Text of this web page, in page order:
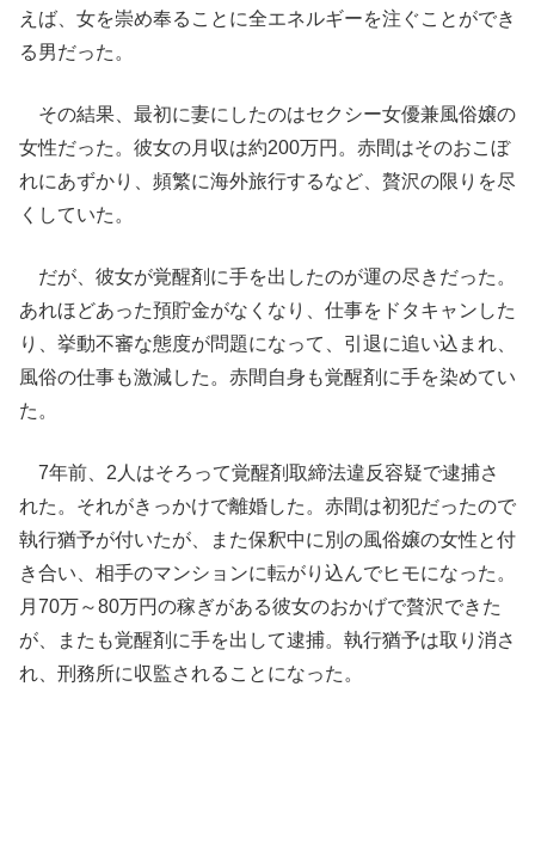
えば、女を崇め奉ることに全エネルギーを注ぐことができ
る男だった。
その結果、最初に妻にしたのはセクシー女優兼風俗嬢の
女性だった。彼女の月収は約200万円。赤間はそのおこぼ
れにあずかり、頻繁に海外旅行するなど、贅沢の限りを尽
くしていた。
だが、彼女が覚醒剤に手を出したのが運の尽きだった。
あれほどあった預貯金がなくなり、仕事をドタキャンした
り、挙動不審な態度が問題になって、引退に追い込まれ、
風俗の仕事も激減した。赤間自身も覚醒剤に手を染めてい
た。
7年前、2人はそろって覚醒剤取締法違反容疑で逮捕さ
れた。それがきっかけで離婚した。赤間は初犯だったので
執行猶予が付いたが、また保釈中に別の風俗嬢の女性と付
き合い、相手のマンションに転がり込んでヒモになった。
月70万～80万円の稼ぎがある彼女のおかげで贅沢できた
が、またも覚醒剤に手を出して逮捕。執行猶予は取り消さ
れ、刑務所に収監されることになった。